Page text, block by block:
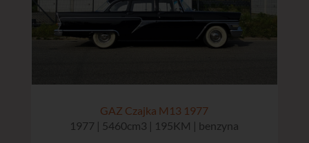
GAZ Czajka M13 1977
1977 | 5460cm3 | 195KM | benzyna